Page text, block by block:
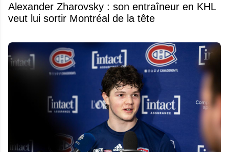
Alexander Zharovsky : son entraîneur en KHL
veut lui sortir Montréal de la tête